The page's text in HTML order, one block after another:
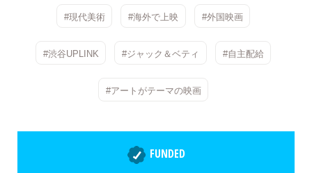
#現代美術 #海外で上映 #外国映画
#渋谷UPLINK #ジャック＆ベティ #自主配給
#アートがテーマの映画
FUNDED